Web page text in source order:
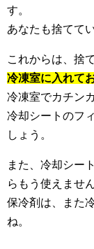
す。
あなたも捨てて
これからは、捨
冷凍室に入れて
冷凍室でカチン
冷却シートのフ
しょう。
また、冷却シー
らもう使えません
保冷剤は、また
ね。